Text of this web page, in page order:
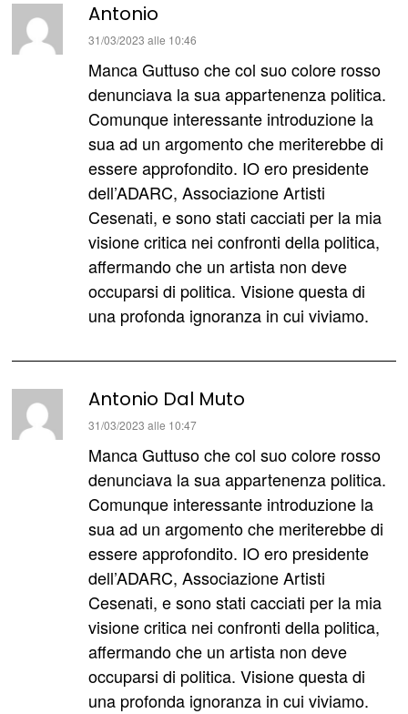
Antonio
ha
detto:
31/03/2023 alle 10:46
Manca Guttuso che col suo colore rosso
denunciava la sua appartenenza politica.
Comunque interessante introduzione la
sua ad un argomento che meriterebbe di
essere approfondito. IO ero presidente
dell’ADARC, Associazione Artisti
Cesenati, e sono stati cacciati per la mia
visione critica nei confronti della politica,
affermando che un artista non deve
occuparsi di politica. Visione questa di
una profonda ignoranza in cui viviamo.
Antonio Dal Muto
ha
detto:
31/03/2023 alle 10:47
Manca Guttuso che col suo colore rosso
denunciava la sua appartenenza politica.
Comunque interessante introduzione la
sua ad un argomento che meriterebbe di
essere approfondito. IO ero presidente
dell’ADARC, Associazione Artisti
Cesenati, e sono stati cacciati per la mia
visione critica nei confronti della politica,
affermando che un artista non deve
occuparsi di politica. Visione questa di
una profonda ignoranza in cui viviamo.